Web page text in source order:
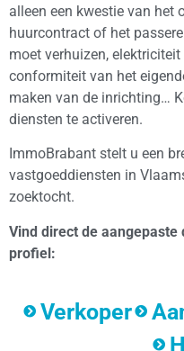
alleen een kwestie van het
huurcontract of het
moet verhuizen, elektriciteit
conformiteit van het
maken van de inrichting…
diensten te activeren.
ImmoBrabant stelt u een
vastgoeddiensten in
zoektocht.
Vind direct de
profiel:
Verkoper